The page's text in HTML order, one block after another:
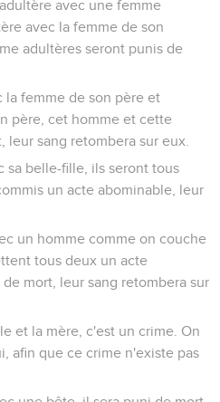
avec une femme
avec la femme de son
adultères seront punis de
la femme de son père et
père, cet homme et cette
sang retombera sur eux.
sa belle-fille, ils seront tous
un acte abominable, leur
un homme comme on couche
tous deux un acte
mort, leur sang retombera sur
et la mère, c'est un crime. On
afin que ce crime n'existe pas